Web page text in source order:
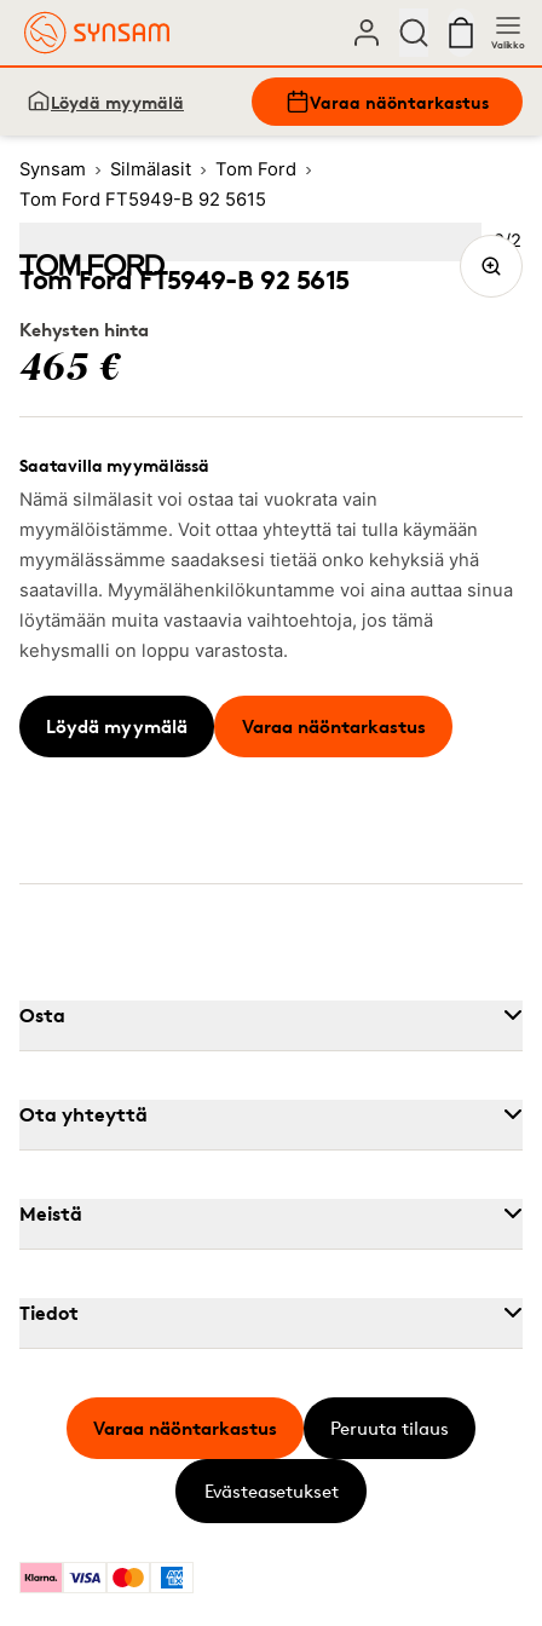
Valikko
Löydä myymälä Varaa näöntarkastus
Synsam Silmälasit
Tom Ford
Tom Ford FT5949-B 92 5615
Tom Ford FT5949-B 92 5615
Kehysten hinta
465 €
Saatavilla myymälässä
Nämä silmälasit voi ostaa tai vuokrata vain
myymälöistämme. Voit ottaa yhteyttä tai tulla käymään
myymälässämme saadaksesi tietää onko kehyksiä yhä
saatavilla. Myymälähenkilökuntamme voi aina auttaa sinua
löytämään muita vastaavia vaihtoehtoja, jos tämä
kehysmalli on loppu varastosta.
Löydä myymälä Varaa näöntarkastus
Kuva
2/2
Image (Current image)
Osta
Ota yhteyttä
Meistä
Tiedot
KlarnaVisa MastercardAmerican Express
Varaa näöntarkastus Peruuta tilaus
Evästeasetukset